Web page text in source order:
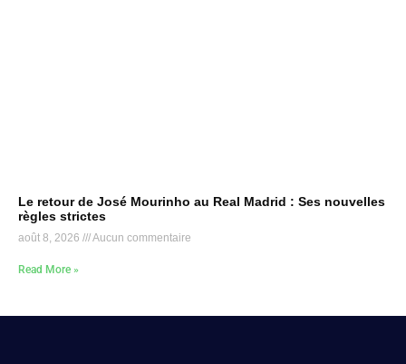
Le retour de José Mourinho au Real Madrid : Ses nouvelles
règles strictes
août 8, 2026 Aucun commentaire
Read More »